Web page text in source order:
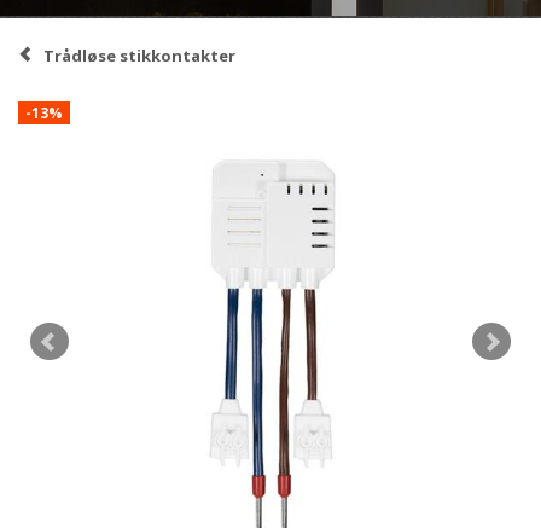
Trådløse stikkontakter
-13%